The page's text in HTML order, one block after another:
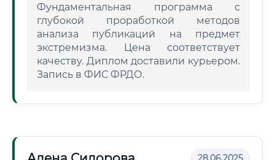
Фундаментальная программа с
глубокой проработкой методов
анализа публикаций на предмет
экстремизма. Цена соответствует
качеству. Диплом доставили курьером.
Запись в ФИС ФРДО.